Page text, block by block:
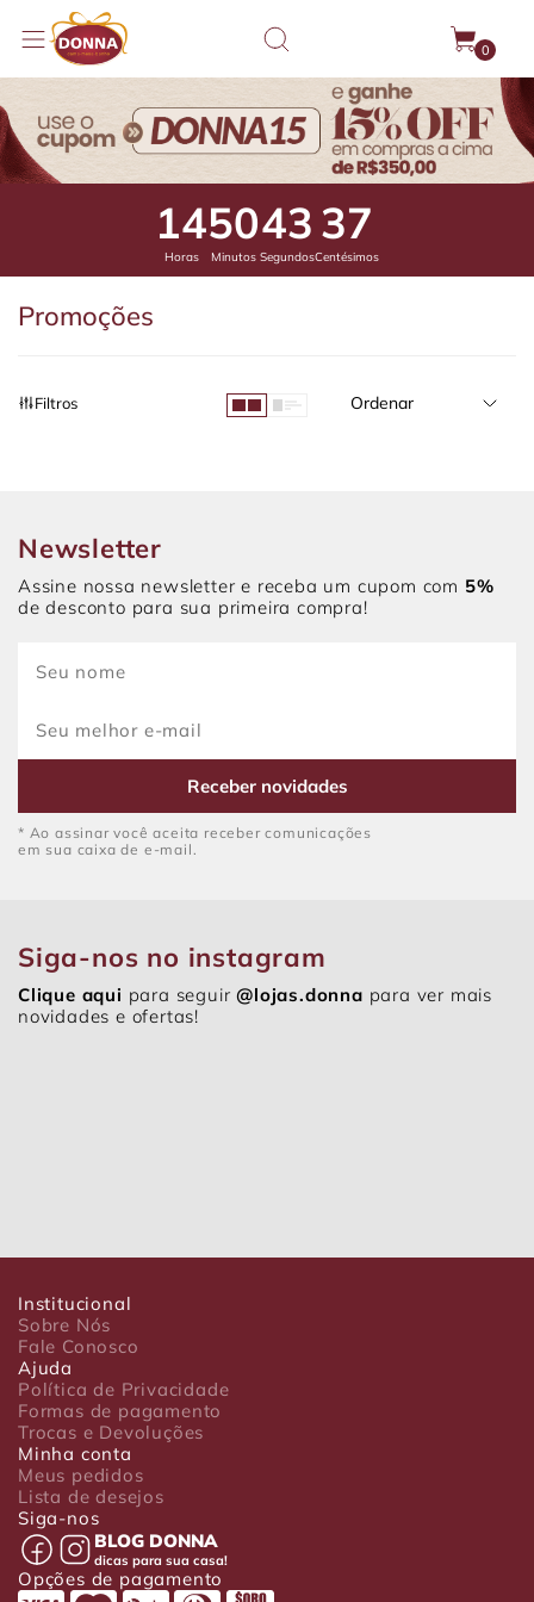
0
14
Horas
50
Minutos
43
Segundos
25
Centésimos
Promoções
Filtros Ordenar
Newsletter
Assine nossa newsletter e receba um cupom com 5%
de desconto para sua primeira compra!
Receber novidades
* Ao assinar você aceita receber comunicações
em sua caixa de e-mail.
Siga-nos no instagram
Clique aqui para seguir@lojas.donna para ver mais
novidades e ofertas!
Institucional
Sobre Nós
Fale Conosco
Ajuda
Política de Privacidade
Formas de pagamento
Trocas e Devoluções
Minha conta
Meus pedidos
Lista de desejos
Siga-nos
BLOG DONNA
dicas para sua casa!
Opções de pagamento